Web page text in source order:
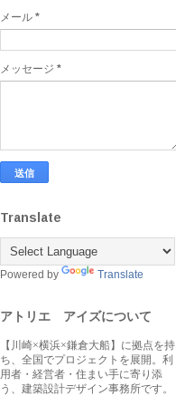
メール *
メッセージ *
Translate
Powered by Translate
アトリエ アイズについて
【川崎×横浜×鎌倉大船】に拠点を持
ち、全国でプロジェクトを展開。利
用者・経営者・住まい手に寄り添
う、建築設計デザイン事務所です。